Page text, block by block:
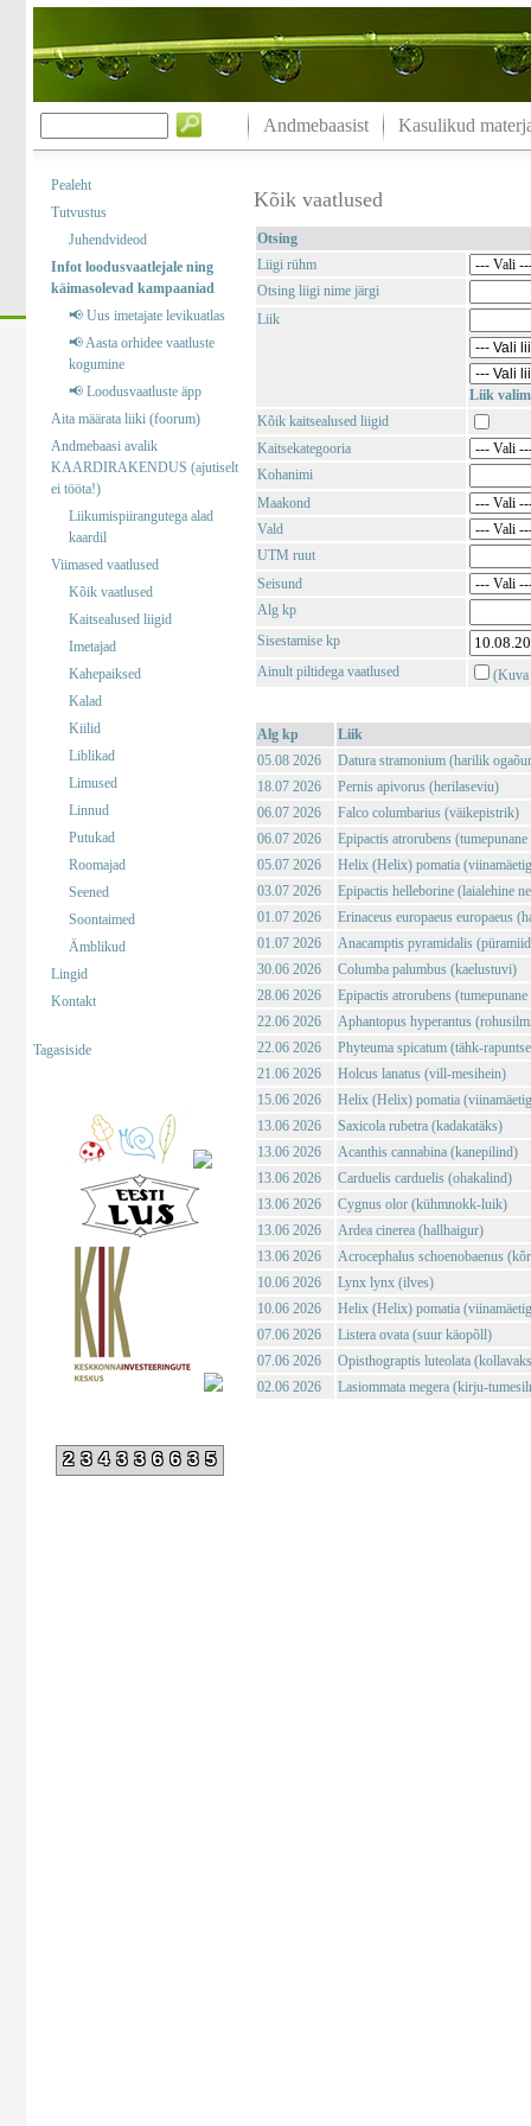
Andmebaasist Kasulikud
Pealeht
Tutvustus
Juhendvideod
Infot loodusvaatlejale ning
käimasolevad kampaaniad
📢 Uus imetajate levikuatlas
📢 Aasta orhidee vaatluste
kogumine
📢 Loodusvaatluste äpp
Aita määrata liiki (foorum)
Andmebaasi avalik
KAARDIRAKENDUS (ajutiselt
ei tööta!)
Liikumispiirangutega alad
kaardil
Viimased vaatlused
Kõik vaatlused
Kaitsealused liigid
Imetajad
Kahepaiksed
Kalad
Kiilid
Liblikad
Limused
Linnud
Putukad
Roomajad
Seened
Soontaimed
Ämblikud
Lingid
Kontakt
Tagasiside
234336635
Kõik vaatlused
Otsing
Liigi rühm
Otsing liigi nime järgi
Liik
Liik
Kõik kaitsealused liigid
Kaitsekategooria
Kohanimi
Maakond
Vald
UTM ruut
Seisund
Alg kp
Sisestamise kp
Ainult piltidega vaatlused
(Kuva
Alg kp
Liik
05.08 2026
Datura stramonium (harilik
18.07 2026
Pernis apivorus (herilaseviu)
06.07 2026
Falco columbarius (väikepistrik)
06.07 2026
Epipactis atrorubens
05.07 2026
Helix (Helix) pomatia
03.07 2026
Epipactis helleborine (laialehine
01.07 2026
Erinaceus europaeus europaeus
01.07 2026
Anacamptis pyramidalis
30.06 2026
Columba palumbus (kaelustuvi)
28.06 2026
Epipactis atrorubens
22.06 2026
Aphantopus hyperantus
22.06 2026
Phyteuma spicatum (tähk-
21.06 2026
Holcus lanatus (vill-mesihein)
15.06 2026
Helix (Helix) pomatia
13.06 2026
Saxicola rubetra (kadakatäks)
13.06 2026
Acanthis cannabina (kanepilind)
13.06 2026
Carduelis carduelis (ohakalind)
13.06 2026
Cygnus olor (kühmnokk-luik)
13.06 2026
Ardea cinerea (hallhaigur)
13.06 2026
Acrocephalus schoenobaenus
10.06 2026
Lynx lynx (ilves)
10.06 2026
Helix (Helix) pomatia
07.06 2026
Listera ovata (suur käopõll)
07.06 2026
Opisthograptis luteolata
02.06 2026
Lasiommata megera (kirju-